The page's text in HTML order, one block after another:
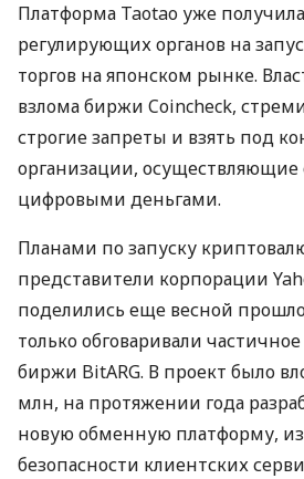
Платформа Taotao уже
регулирующих органов на
торгов на японском рынке.
взлома биржи Coincheck,
строгие запреты и взять под
организации,
цифровыми деньгами.
Планами по запуску
представители корпорации
поделились еще весной
только обговаривали
биржи BitARG. В проект было
млн, на протяжении года
новую обменную платформу,
безопасности клиентских